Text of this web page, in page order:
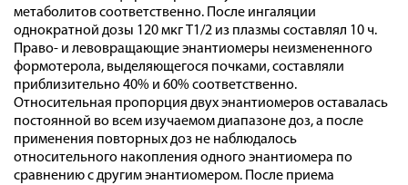
метаболитов соответственно. После ингаляции
однократной дозы 120 мкг T1/2 из плазмы составлял 10 ч.
Право- и левовращающие энантиомеры неизмененного
формотерола, выделяющегося почками, составляли
приблизительно 40% и 60% соответственно.
Относительная пропорция двух энантиомеров оставалась
постоянной во всем изучаемом диапазоне доз, а после
применения повторных доз не наблюдалось
относительного накопления одного энантиомера по
сравнению с другим энантиомером. После приема